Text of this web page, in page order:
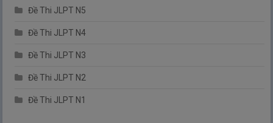
Đề Thi JLPT N5
Đề Thi JLPT N4
Đề Thi JLPT N3
Đề Thi JLPT N2
Đề Thi JLPT N1